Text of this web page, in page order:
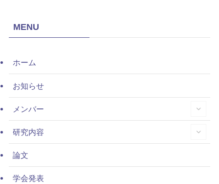
MENU
ホーム
お知らせ
メンバー
研究内容
論文
学会発表